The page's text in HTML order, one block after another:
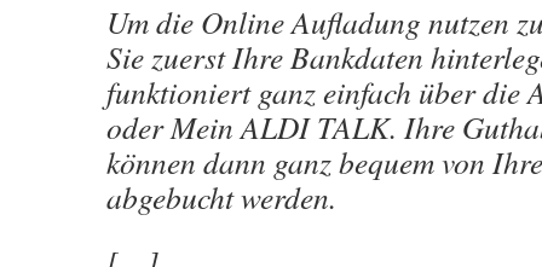
Um die Online Aufladung nutzen
Sie zuerst Ihre Bankdaten
funktioniert ganz einfach über die
oder Mein ALDI TALK. Ihre
können dann ganz bequem von
abgebucht werden.